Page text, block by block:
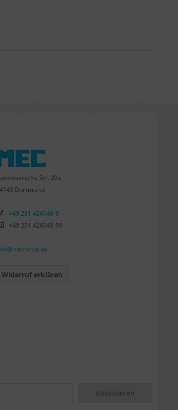
Str. 20a
Dortmund
+49 231 426048-0
+49 231 426048-99
shot.de
Widerruf erklären
Abonnieren